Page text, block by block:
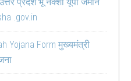
.gov.in
Yojana Form मुख्यमंत्री